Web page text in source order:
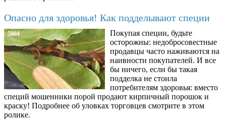
Опасно для здоровья! Как подделывают специи
5904
Покупая специи, будьте
осторожны: недобросовестные
продавцы часто наживаются на
наивности покупателей. И все
бы ничего, если бы такая
подделка не стоила
потребителям здоровья: вместо
специй мошенники порой продают кирпичный порошок и
краску! Подробнее об уловках торговцев смотрите в этом
ролике.